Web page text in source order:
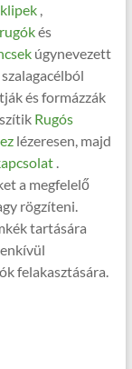
,
és
úgynevezett
és formázzák
Rugós
lézeresen, majd
.
a megfelelő
rögzíteni.
tartására
felakasztására.